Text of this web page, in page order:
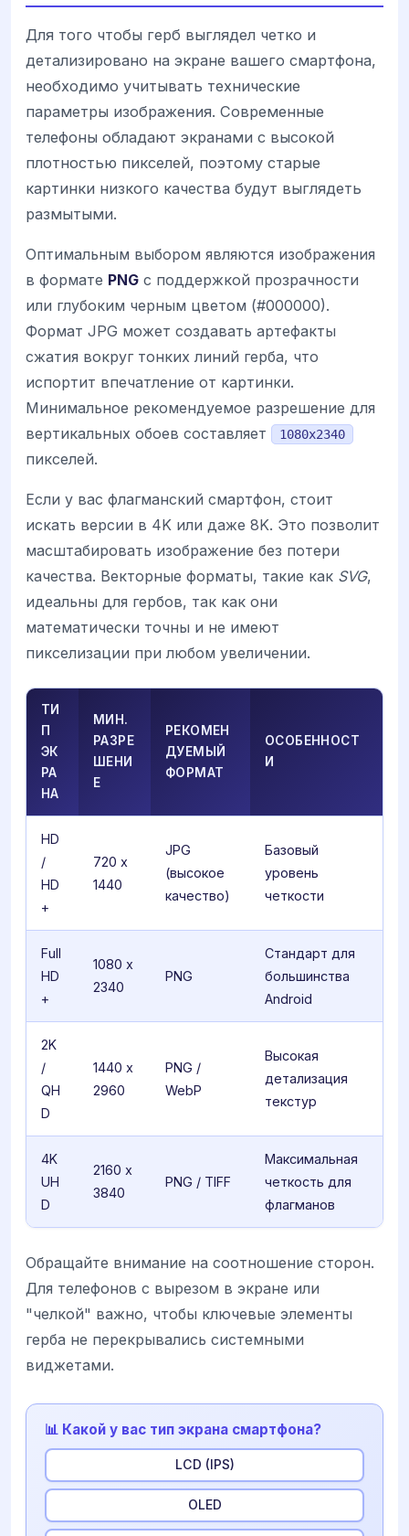
Для того чтобы герб выглядел четко и
детализировано на экране вашего смартфона,
необходимо учитывать технические
параметры изображения. Современные
телефоны обладают экранами с высокой
плотностью пикселей, поэтому старые
картинки низкого качества будут выглядеть
размытыми.
Оптимальным выбором являются изображения
в формате PNG с поддержкой прозрачности
или глубоким черным цветом (#000000).
Формат JPG может создавать артефакты
сжатия вокруг тонких линий герба, что
испортит впечатление от картинки.
Минимальное рекомендуемое разрешение для
вертикальных обоев составляет
1080x2340
пикселей.
Если у вас флагманский смартфон, стоит
искать версии в 4K или даже 8K. Это позволит
масштабировать изображение без потери
качества. Векторные форматы, такие как SVG,
идеальны для гербов, так как они
математически точны и не имеют
пикселизации при любом увеличении.
ТИ
П
ЭК
РА
НА
МИН.
РАЗРЕ
ШЕНИ
Е
РЕКОМЕН
ДУЕМЫЙ
ФОРМАТ
ОСОБЕННОСТ
И
HD
/
HD
+
720 x
1440
JPG
(высокое
качество)
Базовый
уровень
четкости
Full
HD
+
1080 x
2340
PNG
Стандарт для
большинства
Android
2K
/
QH
D
1440 x
2960
PNG /
WebP
Высокая
детализация
текстур
4K
UH
D
2160 x
3840
PNG / TIFF
Максимальная
четкость для
флагманов
Обращайте внимание на соотношение сторон.
Для телефонов с вырезом в экране или
"челкой" важно, чтобы ключевые элементы
герба не перекрывались системными
виджетами.
📊 Какой у вас тип экрана смартфона?
LCD (IPS)
OLED